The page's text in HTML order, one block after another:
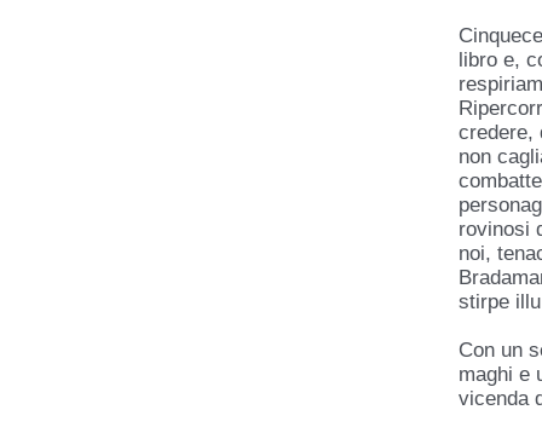
libro e,
credere,
non
rovinosi
noi,
stirpe
Con un
maghi e
vicenda